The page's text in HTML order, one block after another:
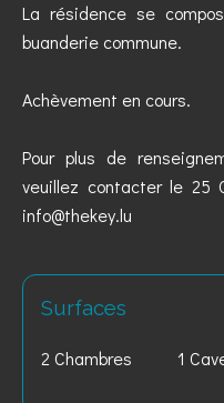
La résidence se
buanderie commune.
Achèvement en cours.
Pour plus de
veuillez contacter le 25
info@thekey.lu
Surfaces
2 Chambres 1